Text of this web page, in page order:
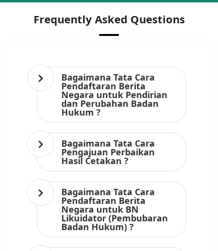
Frequently Asked Questions
Bagaimana Tata Cara
Pendaftaran Berita
Negara untuk Pendirian
dan Perubahan Badan
Hukum ?
Bagaimana Tata Cara
Pengajuan Perbaikan
Hasil Cetakan ?
Bagaimana Tata Cara
Pendaftaran Berita
Negara untuk BN
Likuidator (Pembubaran
Badan Hukum) ?